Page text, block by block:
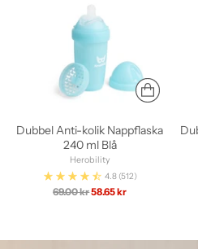
Dubbel Anti-kolik Nappflaska
240 ml Blå
Herobility
4.8 (512)
Ordinarie
69.00 kr58.65 kr